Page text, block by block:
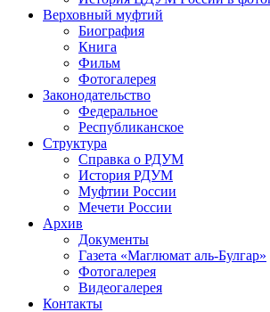
Верховный муфтий
Биография
Книга
Фильм
Фотогалерея
Законодательство
Федеральное
Республиканское
Структура
Справка о РДУМ
История РДУМ
Муфтии России
Мечети России
Архив
Документы
Газета «Маглюмат аль-Булгар»
Фотогалерея
Видеогалерея
Контакты